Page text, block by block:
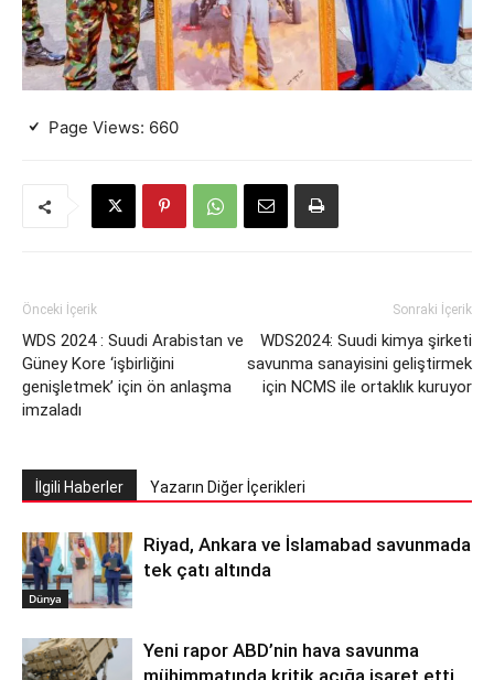
Page Views: 660
Önceki İçerik
WDS 2024 : Suudi Arabistan ve
Güney Kore ‘işbirliğini
genişletmek’ için ön anlaşma
imzaladı
Sonraki İçerik
WDS2024: Suudi kimya şirketi
savunma sanayisini geliştirmek
için NCMS ile ortaklık kuruyor
İlgili Haberler Yazarın Diğer İçerikleri
Dünya
Riyad, Ankara ve İslamabad savunmada
tek çatı altında
Yeni rapor ABD’nin hava savunma
mühimmatında kritik açığa işaret etti